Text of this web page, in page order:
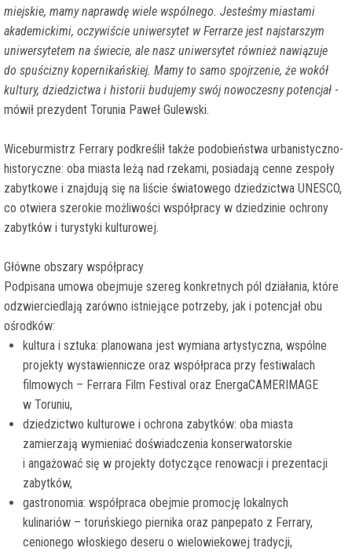
miejskie, mamy naprawdę wiele wspólnego. Jesteśmy miastami
akademickimi, oczywiście uniwersytet w Ferrarze jest najstarszym
uniwersytetem na świecie, ale nasz uniwersytet również nawiązuje
do spuścizny kopernikańskiej. Mamy to samo spojrzenie, że wokół
kultury, dziedzictwa i historii budujemy swój nowoczesny potencjał -
mówił prezydent Torunia Paweł Gulewski.
Wiceburmistrz Ferrary podkreślił także podobieństwa urbanistyczno-
historyczne: oba miasta leżą nad rzekami, posiadają cenne zespoły
zabytkowe i znajdują się na liście światowego dziedzictwa UNESCO,
co otwiera szerokie możliwości współpracy w dziedzinie ochrony
zabytków i turystyki kulturowej.
Główne obszary współpracy
Podpisana umowa obejmuje szereg konkretnych pól działania, które
odzwierciedlają zarówno istniejące potrzeby, jak i potencjał obu
ośrodków:
kultura i sztuka: planowana jest wymiana artystyczna, wspólne
projekty wystawiennicze oraz współpraca przy festiwalach
filmowych – Ferrara Film Festival oraz EnergaCAMERIMAGE
w Toruniu,
dziedzictwo kulturowe i ochrona zabytków: oba miasta
zamierzają wymieniać doświadczenia konserwatorskie
i angażować się w projekty dotyczące renowacji i prezentacji
zabytków,
gastronomia: współpraca obejmie promocję lokalnych
kulinariów – toruńskiego piernika oraz panpepato z Ferrary,
cenionego włoskiego deseru o wielowiekowej tradycji,